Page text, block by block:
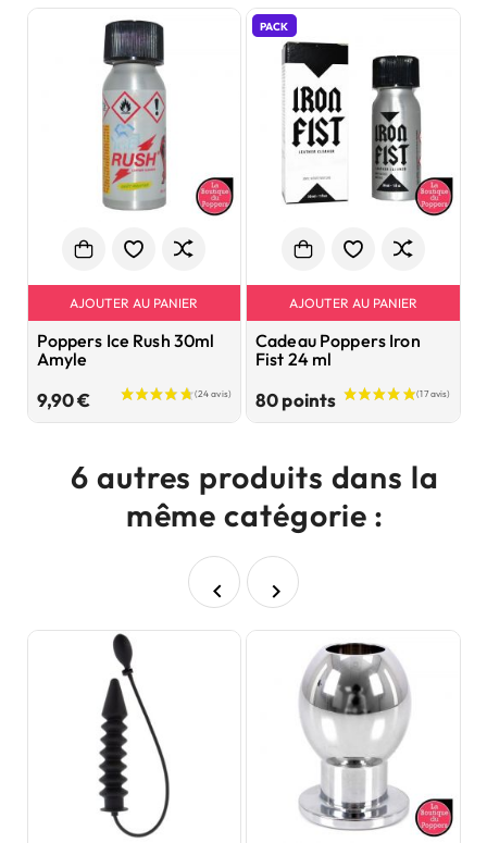
AJOUTER AU PANIER
Poppers Ice Rush 30ml
Amyle
9,90 €Prix
PACK
AJOUTER AU PANIER
Cadeau Poppers Iron
Fist 24 ml
80 points Prix
6 autres produits dans la
même catégorie :
 